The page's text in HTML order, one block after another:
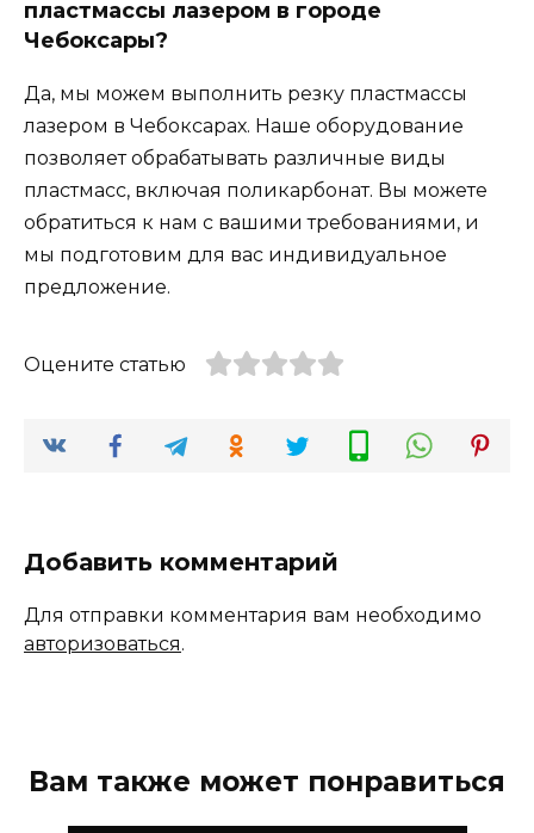
пластмассы лазером в городе
Чебоксары?
Да, мы можем выполнить резку пластмассы
лазером в Чебоксарах. Наше оборудование
позволяет обрабатывать различные виды
пластмасс, включая поликарбонат. Вы можете
обратиться к нам с вашими требованиями, и
мы подготовим для вас индивидуальное
предложение.
Оцените статью
Добавить комментарий
Для отправки комментария вам необходимо
авторизоваться.
Вам также может понравиться